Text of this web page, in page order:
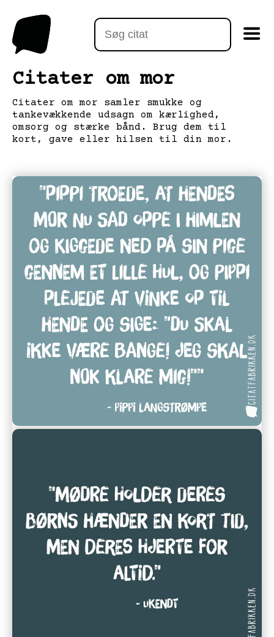
Citater om mor
Citater om mor samler smukke og
tankevækkende udsagn om kærlighed,
omsorg og stærke bånd. Brug dem til
kort, gave eller hilsen til din mor.